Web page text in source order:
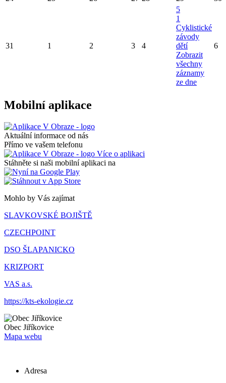
31 1 2 3 4
5
1
Cyklistické
závody
dětí
Zobrazit
všechny
záznamy
ze dne
6
Mobilní aplikace
Aktuální informace od nás
Přímo ve vašem telefonu
Více o aplikaci
Stáhněte si naši mobilní aplikaci na
Mohlo by Vás zajímat
SLAVKOVSKÉ BOJIŠTĚ
CZECHPOINT
DSO ŠLAPANICKO
KRIZPORT
VAS a.s.
https://kts-ekologie.cz
Obec Jiříkovice
Mapa webu
Adresa